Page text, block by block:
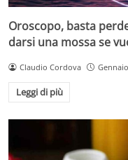
Oroscopo, basta
darsi una mossa se
Claudio Cordova
Leggi di più